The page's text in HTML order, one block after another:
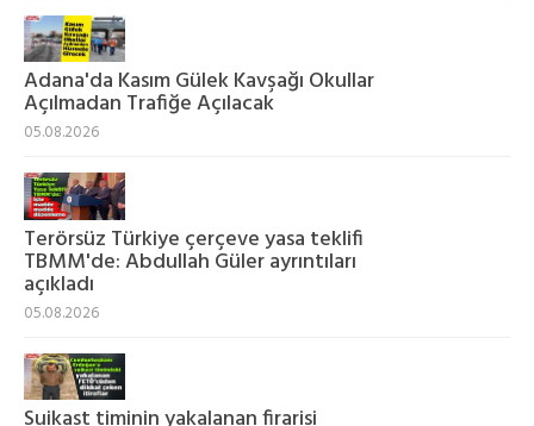
Adana'da Kasım Gülek Kavşağı Okullar
Açılmadan Trafiğe Açılacak
05.08.2026
Terörsüz Türkiye çerçeve yasa teklifi
TBMM'de: Abdullah Güler ayrıntıları
açıkladı
05.08.2026